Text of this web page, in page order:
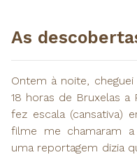
​As
Ontem à noite,
18 horas de Bruxelas a
fez escala (cansativa)
filme me chamaram
uma reportagem dizia